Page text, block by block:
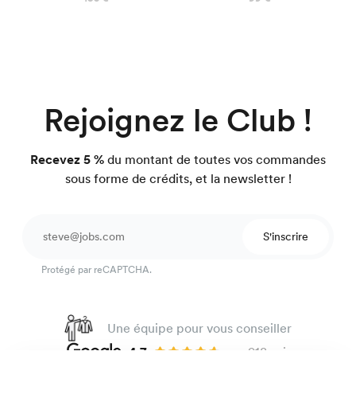
Rejoignez le Club !
Recevez 5 % du montant de toutes vos commandes
sous forme de crédits, et la newsletter !
S'inscrire
Protégé par reCAPTCHA.
Une équipe pour vous conseiller
4.7
sur 918 avis